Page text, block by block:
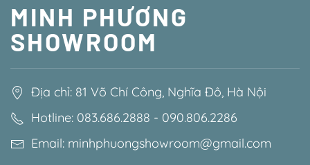
MINH PHƯƠNG
SHOWROOM
Địa chỉ: 81 Võ Chí Công, Nghĩa Đô, Hà Nội
Hotline: 083.686.2888 - 090.806.2286
Email: minhphuongshowroom@gmail.com